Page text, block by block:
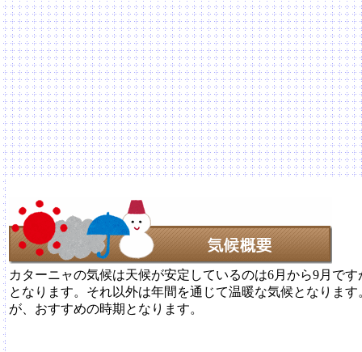
カターニャの気候は天候が安定しているのは6月から9月で
となります。それ以外は年間を通じて温暖な気候となりま
が、おすすめの時期となります。